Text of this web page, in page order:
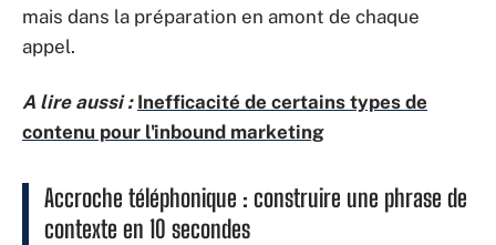
mais dans la préparation en amont de chaque
appel.
A lire aussi : Inefficacité de certains types de
contenu pour l'inbound marketing
Accroche téléphonique : construire une phrase de
contexte en 10 secondes